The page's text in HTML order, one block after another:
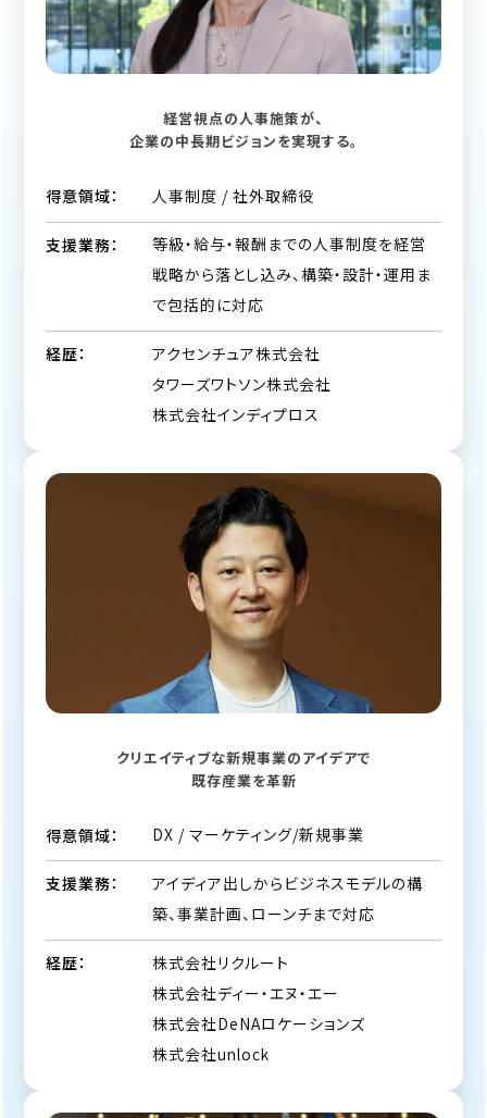
経営視点の人事施策が、
企業の中長期ビジョンを実現する。
得意領域： 人事制度 / 社外取締役
支援業務：
等級・給与・報酬までの人事制度を経営
戦略から落とし込み、構築・設計・運用ま
で包括的に対応
経歴：
アクセンチュア株式会社
タワーズワトソン株式会社
株式会社インディプロス
クリエイティブな新規事業のアイデアで
既存産業を革新
得意領域： DX / マーケティング/新規事業
支援業務：
アイディア出しからビジネスモデルの構
築、事業計画、ローンチまで対応
経歴：
株式会社リクルート
株式会社ディー・エヌ・エー
株式会社DeNAロケーションズ
株式会社unlock